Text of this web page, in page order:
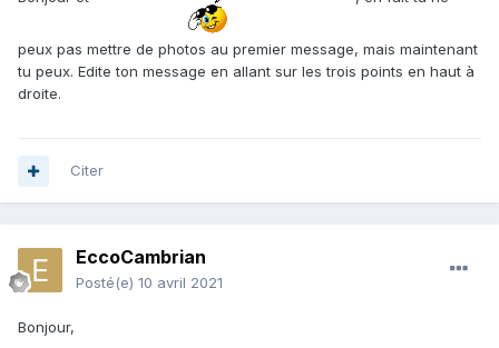
2. Deux fragments d'os trouvés à Antifer (76). 5 et 8cm.
Malgré la couleur et la forme il semblerait que cela soit bien
de la pierre (très polie) et non de l'os.
->
3. Toujours Antifer (76). 5cm. Une trace d'éponge peut-être
->https://ibb.co/877gkzV
4. Origine inconnue. Je n'ai aucun souvenir d'avoir trouvé
->https://ibb.co/sb8nbrr
peux pas mettre de photos au premier message, mais maintenant
tu peux. Edite ton message en allant sur les trois points en haut à
droite.
Citer
EccoCambrian
Posté(e) 10 avril 2021
Bonjour,